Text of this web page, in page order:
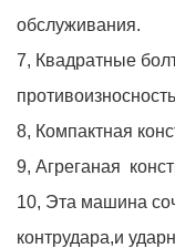
обслуживания.
7, Квадратные
8, Компактная
9, Агреганая
10, Эта машина
контрудара,и